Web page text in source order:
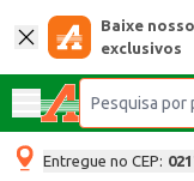
Baixe
exclusivos
Entregue no CEP: